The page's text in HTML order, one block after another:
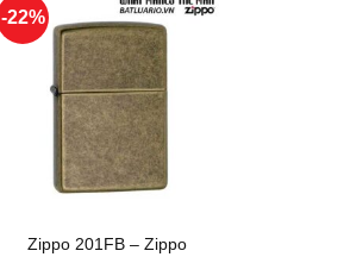
-22%
Zippo 201FB – Zippo